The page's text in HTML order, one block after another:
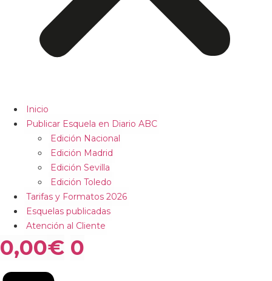
Inicio
Publicar Esquela en Diario ABC
Edición Nacional
Edición Madrid
Edición Sevilla
Edición Toledo
Tarifas y Formatos 2026
Esquelas publicadas
Atención al Cliente
0,00€ 0